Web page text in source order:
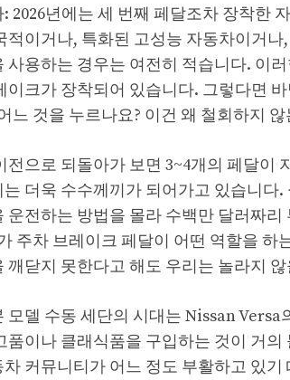
2026년에는 세 번째 페달조차 장착한
적이거나, 특화된 고성능 자동차이거
사용하는 경우는 여전히 적습니다. 이
이크가 장착되어 있습니다. 그렇다면
느 것을 누르나요? 이건 왜 철회하지
전으로 되돌아가 보면 3~4개의 페달
더욱 수수께끼가 되어가고 있습니
운전하는 방법을 몰라 수백만 달러짜
주차 브레이크 페달이 어떤 역할을
깨닫지 못한다고 해도 우리는 놀라지
모델 수동 세단의 시대는 Nissan
품이나 클래식품을 구입하는 것이 거
커뮤니티가 어느 정도 부활하고 있